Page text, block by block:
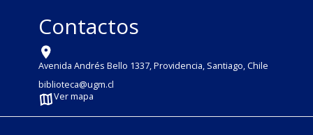
Contactos
Avenida Andrés Bello 1337, Providencia, Santiago, Chile
biblioteca@ugm.cl
Ver mapa